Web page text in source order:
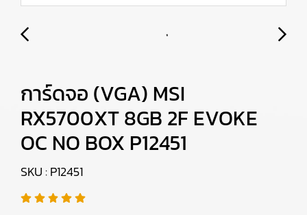
การ์ดจอ (VGA) MSI
RX5700XT 8GB 2F EVOKE
OC NO BOX P12451
SKU : P12451